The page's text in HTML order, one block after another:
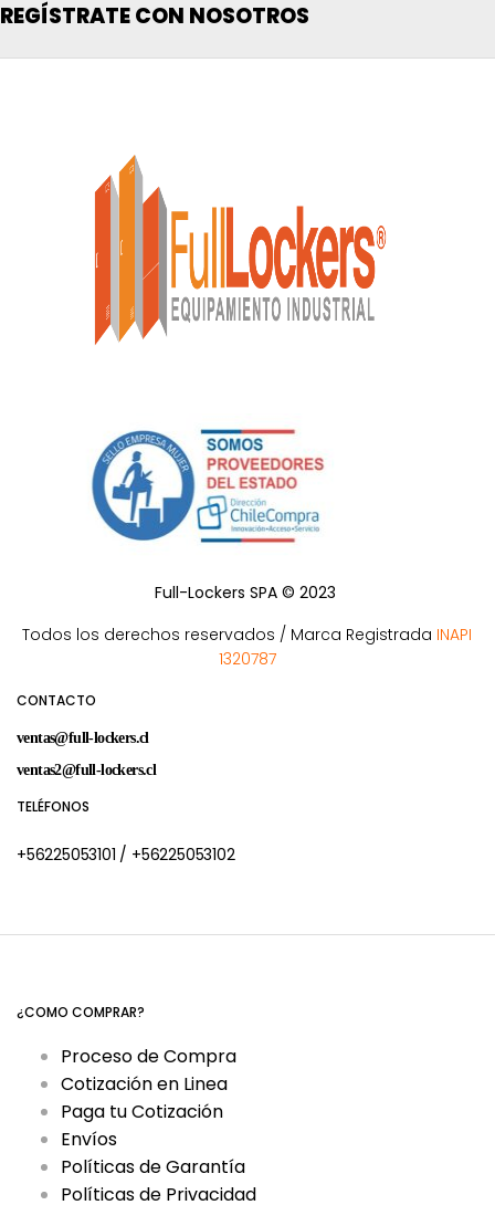
REGÍSTRATE CON NOSOTROS
Full-Lockers SPA © 2023
Todos los derechos reservados / Marca Registrada INAPI
1320787
CONTACTO
ventas@full-lockers.cl
ventas2@full-lockers.cl
TELÉFONOS
+56225053101 / +56225053102
¿COMO COMPRAR?
Proceso de Compra
Cotización en Linea
Paga tu Cotización
Envíos
Políticas de Garantía
Políticas de Privacidad